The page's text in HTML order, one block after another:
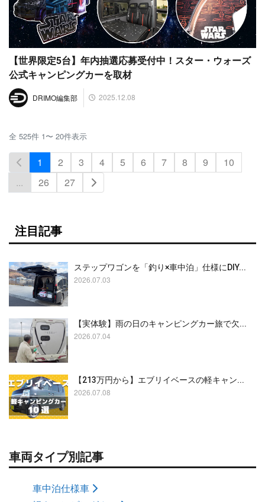
【世界限定5台】年内抽選応募受付中！スター・ウォーズ
公式キャンピングカーを取材
DRIMO編集部 2025.12.08
全 525件 1〜 20件表示
1 2 3 4 5 6 7 8 9
10
...
26 27
注目記事
ステップワゴンを「釣り×車中泊」仕様にDIY...
2026.07.03
【実体験】雨の日のキャンピングカー旅で欠...
2026.07.04
【213万円から】エブリイベースの軽キャン...
2026.07.08
車両タイプ別記事
車中泊仕様車